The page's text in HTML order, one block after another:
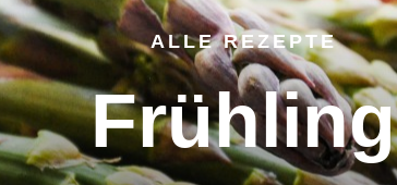
ALLE REZEPTE
Frühling